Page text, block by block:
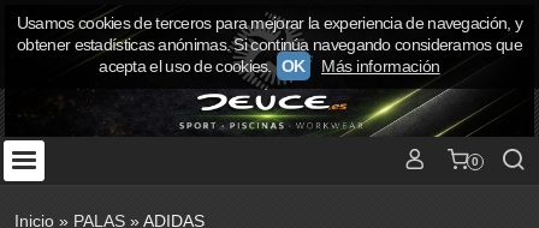
0
Inicio » PALAS »ADIDAS
Usamos cookies de terceros para mejorar la experiencia de navegación, y
obtener estadísticas anónimas. Si continúa navegando consideramos que
acepta el uso de cookies. OK Más información